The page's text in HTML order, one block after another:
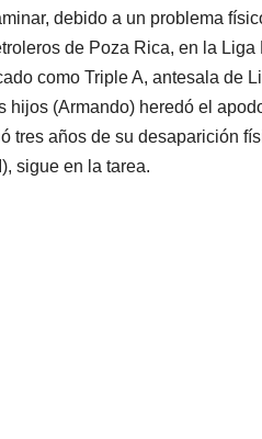
debido a un problema
de Poza Rica, en la
como Triple A, antesala de
hijos (Armando) heredó el
tres años de su desaparición
sigue en la tarea.